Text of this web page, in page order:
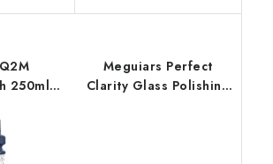
250ml
Meguiars Perfect
Clarity Glass Polishing